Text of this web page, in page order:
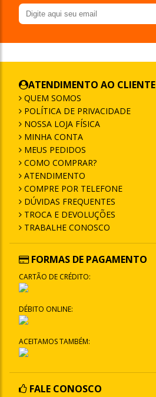
ATENDIMENTO AO CLIENTE
QUEM SOMOS
POLÍTICA DE PRIVACIDADE
NOSSA LOJA FÍSICA
MINHA CONTA
MEUS PEDIDOS
COMO COMPRAR?
ATENDIMENTO
COMPRE POR TELEFONE
DÚVIDAS FREQUENTES
TROCA E DEVOLUÇÕES
TRABALHE CONOSCO
FORMAS DE PAGAMENTO
CARTÃO DE CRÉDITO:
DÉBITO ONLINE:
ACEITAMOS TAMBÉM:
FALE CONOSCO